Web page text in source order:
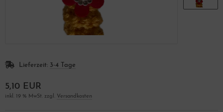
Lieferzeit: 3-4 Tage
5,10 EUR
inkl. 19 % MwSt. zzgl. Versandkosten